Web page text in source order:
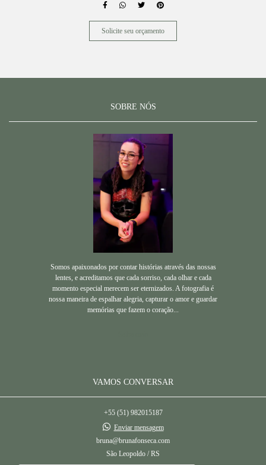
Solicite seu orçamento
SOBRE NÓS
Somos apaixonados por contar histórias através das nossas
lentes, e acreditamos que cada sorriso, cada olhar e cada
momento especial merecem ser eternizados. A fotografia é
nossa maneira de espalhar alegria, capturar o amor e guardar
memórias que fazem o coração...
VAMOS CONVERSAR
+55 (51) 982015187
Enviar mensagem
bruna@brunafonseca.com
São Leopoldo / RS